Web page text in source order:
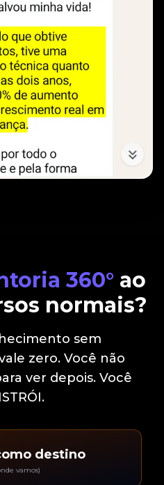
360°ao
normais?
sem
zero. Você não
ver depois. Você
destino
vamos)